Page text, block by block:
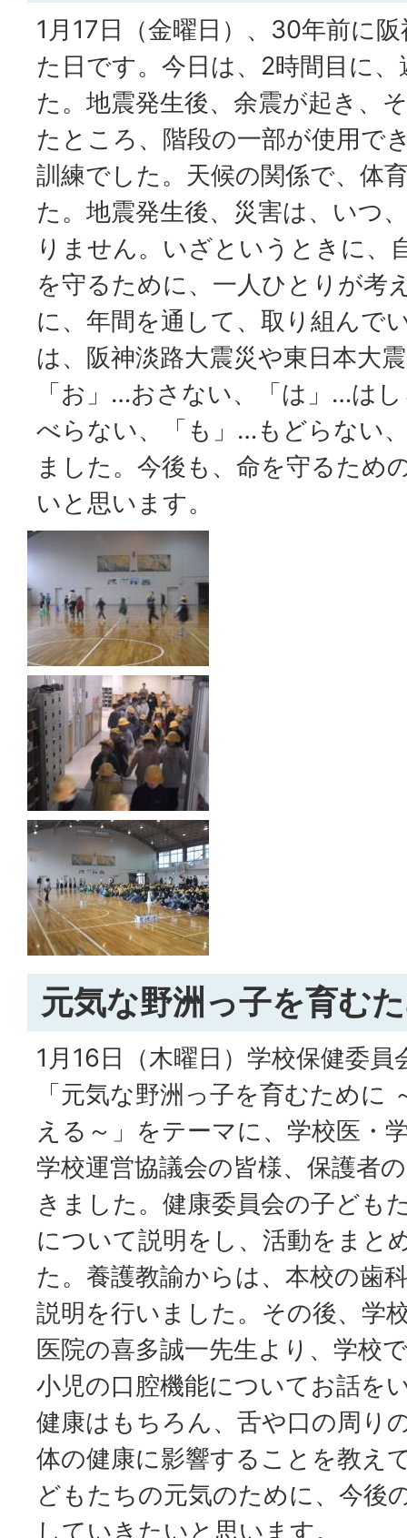
1月17日（金曜日）、30年前に
た日です。今日は、2時間目に
た。地震発生後、余震が起き、
たところ、階段の一部が使用で
訓練でした。天候の関係で、体
た。地震発生後、災害は、いつ
りません。いざというときに、
を守るために、一人ひとりが考
に、年間を通して、取り組んで
は、阪神淡路大震災や東日本大
「お」…おさない、「は」…は
べらない、「も」…もどらない
ました。今後も、命を守るため
いと思います。
元気な野洲っ子を育む
1月16日（木曜日）学校保健委
「元気な野洲っ子を育むために
える～」をテーマに、学校医・
学校運営協議会の皆様、保護者
きました。健康委員会の子ども
について説明をし、活動をまと
た。養護教諭からは、本校の歯
説明を行いました。その後、学
医院の喜多誠一先生より、学校
小児の口腔機能についてお話を
健康はもちろん、舌や口の周り
体の健康に影響することを教え
どもたちの元気のために、今後
していきたいと思います。